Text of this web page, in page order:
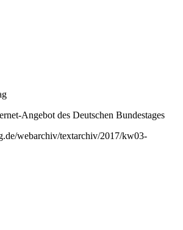
Angebot des Deutschen Bundestages
webarchiv/textarchiv/2017/kw03-